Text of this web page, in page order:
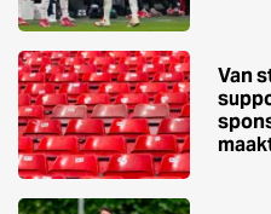
Van